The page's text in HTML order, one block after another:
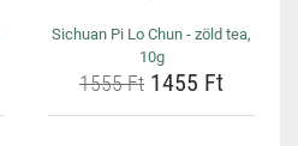
Sichuan Pi Lo Chun - zöld tea,
10g
1555 Ft 1455 Ft